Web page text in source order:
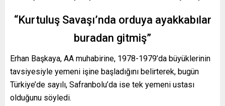
“Kurtuluş Savaşı’nda orduya ayakkabılar
buradan gitmiş”
Erhan Başkaya, AA muhabirine, 1978-1979’da büyüklerinin
tavsiyesiyle yemeni işine başladığını belirterek, bugün
Türkiye’de sayılı, Safranbolu’da ise tek yemeni ustası
olduğunu söyledi.